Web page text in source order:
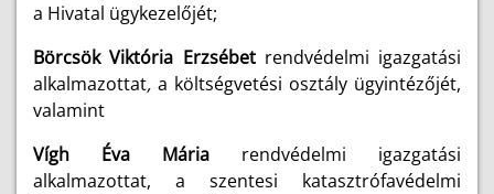
a Hivatal ügykezelőjét;
Börcsök Viktória Erzsébet rendvédelmi igazgatási
alkalmazottat, a költségvetési osztály ügyintézőjét,
valamint
Vígh Éva Mária rendvédelmi igazgatási
alkalmazottat,
a szentesi katasztrófavédelmi